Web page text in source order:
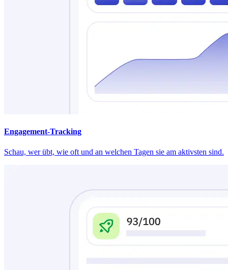
Engagement-Tracking
Schau, wer übt, wie oft und an welchen Tagen sie am aktivsten sind.